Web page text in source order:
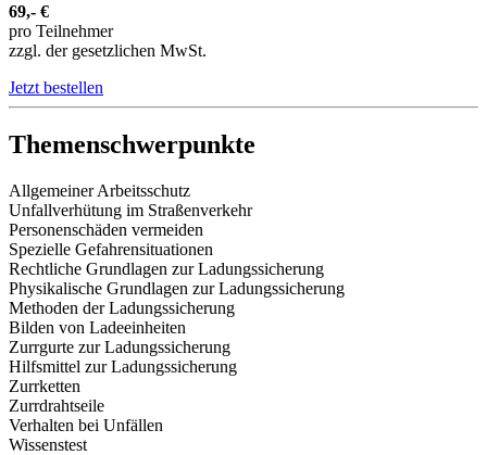
69,- €
pro Teilnehmer
zzgl. der gesetzlichen MwSt.
Jetzt bestellen
Themenschwerpunkte
Allgemeiner Arbeitsschutz
Unfallverhütung im Straßenverkehr
Personenschäden vermeiden
Spezielle Gefahrensituationen
Rechtliche Grundlagen zur Ladungssicherung
Physikalische Grundlagen zur Ladungssicherung
Methoden der Ladungssicherung
Bilden von Ladeeinheiten
Zurrgurte zur Ladungssicherung
Hilfsmittel zur Ladungssicherung
Zurrketten
Zurrdrahtseile
Verhalten bei Unfällen
Wissenstest